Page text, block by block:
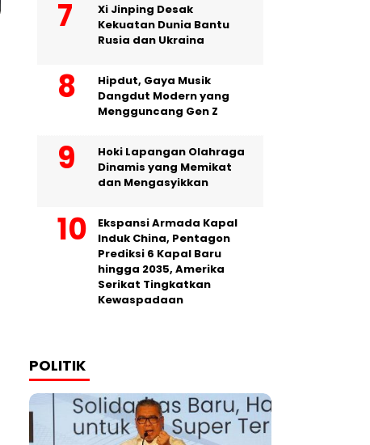
Xi Jinping Desak
Kekuatan Dunia Bantu
Rusia dan Ukraina
Hipdut, Gaya Musik
Dangdut Modern yang
Mengguncang Gen Z
Hoki Lapangan Olahraga
Dinamis yang Memikat
dan Mengasyikkan
Ekspansi Armada Kapal
Induk China, Pentagon
Prediksi 6 Kapal Baru
hingga 2035, Amerika
Serikat Tingkatkan
Kewaspadaan
POLITIK